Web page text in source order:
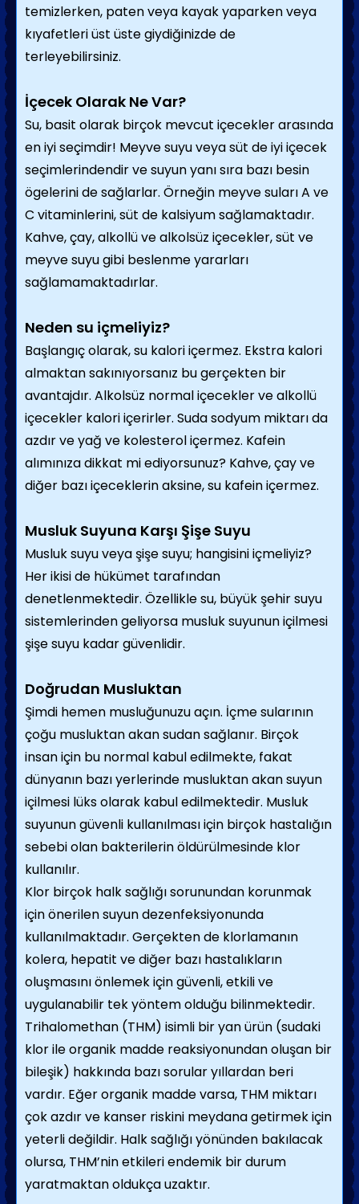
temizlerken, paten veya kayak yaparken veya
kıyafetleri üst üste giydiğinizde de
terleyebilirsiniz.
İçecek Olarak Ne Var?
Su, basit olarak birçok mevcut içecekler arasında
en iyi seçimdir! Meyve suyu veya süt de iyi içecek
seçimlerindendir ve suyun yanı sıra bazı besin
ögelerini de sağlarlar. Örneğin meyve suları A ve
C vitaminlerini, süt de kalsiyum sağlamaktadır.
Kahve, çay, alkollü ve alkolsüz içecekler, süt ve
meyve suyu gibi beslenme yararları
sağlamamaktadırlar.
Neden su içmeliyiz?
Başlangıç olarak, su kalori içermez. Ekstra kalori
almaktan sakınıyorsanız bu gerçekten bir
avantajdır. Alkolsüz normal içecekler ve alkollü
içecekler kalori içerirler. Suda sodyum miktarı da
azdır ve yağ ve kolesterol içermez. Kafein
alımınıza dikkat mi ediyorsunuz? Kahve, çay ve
diğer bazı içeceklerin aksine, su kafein içermez.
Musluk Suyuna Karşı Şişe Suyu
Musluk suyu veya şişe suyu; hangisini içmeliyiz?
Her ikisi de hükümet tarafından
denetlenmektedir. Özellikle su, büyük şehir suyu
sistemlerinden geliyorsa musluk suyunun içilmesi
şişe suyu kadar güvenlidir.
Doğrudan Musluktan
Şimdi hemen musluğunuzu açın. İçme sularının
çoğu musluktan akan sudan sağlanır. Birçok
insan için bu normal kabul edilmekte, fakat
dünyanın bazı yerlerinde musluktan akan suyun
içilmesi lüks olarak kabul edilmektedir. Musluk
suyunun güvenli kullanılması için birçok hastalığın
sebebi olan bakterilerin öldürülmesinde klor
kullanılır.
Klor birçok halk sağlığı sorunundan korunmak
için önerilen suyun dezenfeksiyonunda
kullanılmaktadır. Gerçekten de klorlamanın
kolera, hepatit ve diğer bazı hastalıkların
oluşmasını önlemek için güvenli, etkili ve
uygulanabilir tek yöntem olduğu bilinmektedir.
Trihalomethan (THM) isimli bir yan ürün (sudaki
klor ile organik madde reaksiyonundan oluşan bir
bileşik) hakkında bazı sorular yıllardan beri
vardır. Eğer organik madde varsa, THM miktarı
çok azdır ve kanser riskini meydana getirmek için
yeterli değildir. Halk sağlığı yönünden bakılacak
olursa, THM’nin etkileri endemik bir durum
yaratmaktan oldukça uzaktır.